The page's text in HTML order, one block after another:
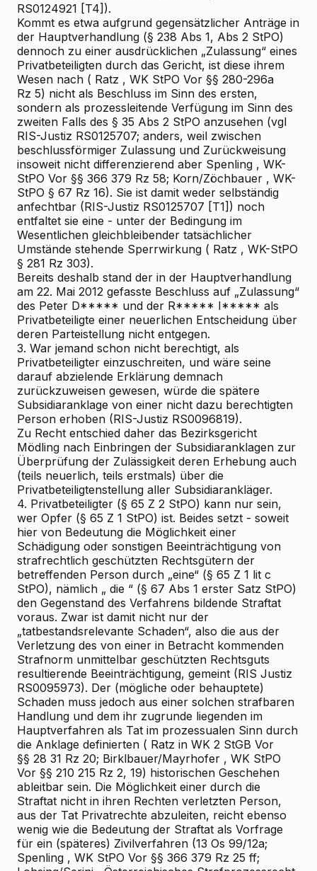
RS0124921 [T4]).
Kommt es etwa aufgrund gegensätzlicher Anträge in
der Hauptverhandlung (§ 238 Abs 1, Abs 2 StPO)
dennoch zu einer ausdrücklichen „Zulassung“ eines
Privatbeteiligten durch das Gericht, ist diese ihrem
Wesen nach ( Ratz , WK StPO Vor §§ 280-296a
Rz 5) nicht als Beschluss im Sinn des ersten,
sondern als prozessleitende Verfügung im Sinn des
zweiten Falls des § 35 Abs 2 StPO anzusehen (vgl
RIS-Justiz RS0125707; anders, weil zwischen
beschlussförmiger Zulassung und Zurückweisung
insoweit nicht differenzierend aber Spenling , WK-
StPO Vor §§ 366 379 Rz 58; Korn/Zöchbauer , WK-
StPO § 67 Rz 16). Sie ist damit weder selbständig
anfechtbar (RIS-Justiz RS0125707 [T1]) noch
entfaltet sie eine - unter der Bedingung im
Wesentlichen gleichbleibender tatsächlicher
Umstände stehende Sperrwirkung ( Ratz , WK-StPO
§ 281 Rz 303).
Bereits deshalb stand der in der Hauptverhandlung
am 22. Mai 2012 gefasste Beschluss auf „Zulassung“
des Peter D***** und der R***** I***** als
Privatbeteiligte einer neuerlichen Entscheidung über
deren Parteistellung nicht entgegen.
3. War jemand schon nicht berechtigt, als
Privatbeteiligter einzuschreiten, und wäre seine
darauf abzielende Erklärung demnach
zurückzuweisen gewesen, würde die spätere
Subsidiaranklage von einer nicht dazu berechtigten
Person erhoben (RIS-Justiz RS0096819).
Zu Recht entschied daher das Bezirksgericht
Mödling nach Einbringen der Subsidiaranklagen zur
Überprüfung der Zulässigkeit deren Erhebung auch
(teils neuerlich, teils erstmals) über die
Privatbeteiligtenstellung aller Subsidiarankläger.
4. Privatbeteiligter (§ 65 Z 2 StPO) kann nur sein,
wer Opfer (§ 65 Z 1 StPO) ist. Beides setzt - soweit
hier von Bedeutung die Möglichkeit einer
Schädigung oder sonstigen Beeinträchtigung von
strafrechtlich geschützten Rechtsgütern der
betreffenden Person durch „eine“ (§ 65 Z 1 lit c
StPO), nämlich „ die “ (§ 67 Abs 1 erster Satz StPO)
den Gegenstand des Verfahrens bildende Straftat
voraus. Zwar ist damit nicht nur der
„tatbestandsrelevante Schaden“, also die aus der
Verletzung des von einer in Betracht kommenden
Strafnorm unmittelbar geschützten Rechtsguts
resultierende Beeinträchtigung, gemeint (RIS Justiz
RS0095973). Der (mögliche oder behauptete)
Schaden muss jedoch aus einer solchen strafbaren
Handlung und dem ihr zugrunde liegenden im
Hauptverfahren als Tat im prozessualen Sinn durch
die Anklage definierten ( Ratz in WK 2 StGB Vor
§§ 28 31 Rz 20; Birklbauer/Mayrhofer , WK StPO
Vor §§ 210 215 Rz 2, 19) historischen Geschehen
ableitbar sein. Die Möglichkeit einer durch die
Straftat nicht in ihren Rechten verletzten Person,
aus der Tat Privatrechte abzuleiten, reicht ebenso
wenig wie die Bedeutung der Straftat als Vorfrage
für ein (späteres) Zivilverfahren (13 Os 99/12a;
Spenling , WK StPO Vor §§ 366 379 Rz 25 ff;